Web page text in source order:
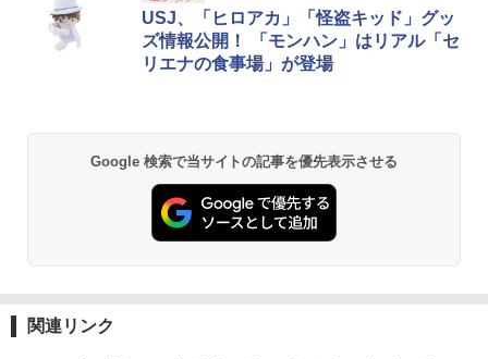
USJ、「ヒロアカ」「怪盗キッド」グッ
ズ情報公開！ 「モンハン」はリアル「セ
リエナの食事場」が登場
Google 検索で当サイトの記事を優先表示させる
関連リンク